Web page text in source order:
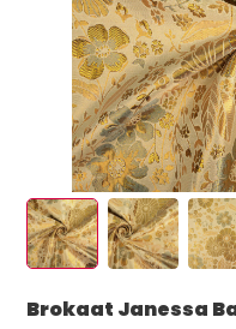
Brokaat Janessa